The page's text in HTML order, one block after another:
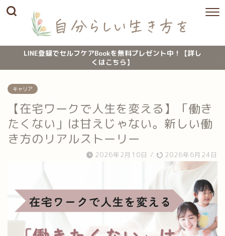
LINE登録でセルフケアBookを無料プレゼント中！【詳し
くはこちら】
キャリア
【在宅ワークで人生を変える】「働き
たくない」は甘えじゃない。新しい働
き方のリアルストーリー
2026年2月10日 / 2026年6月24日